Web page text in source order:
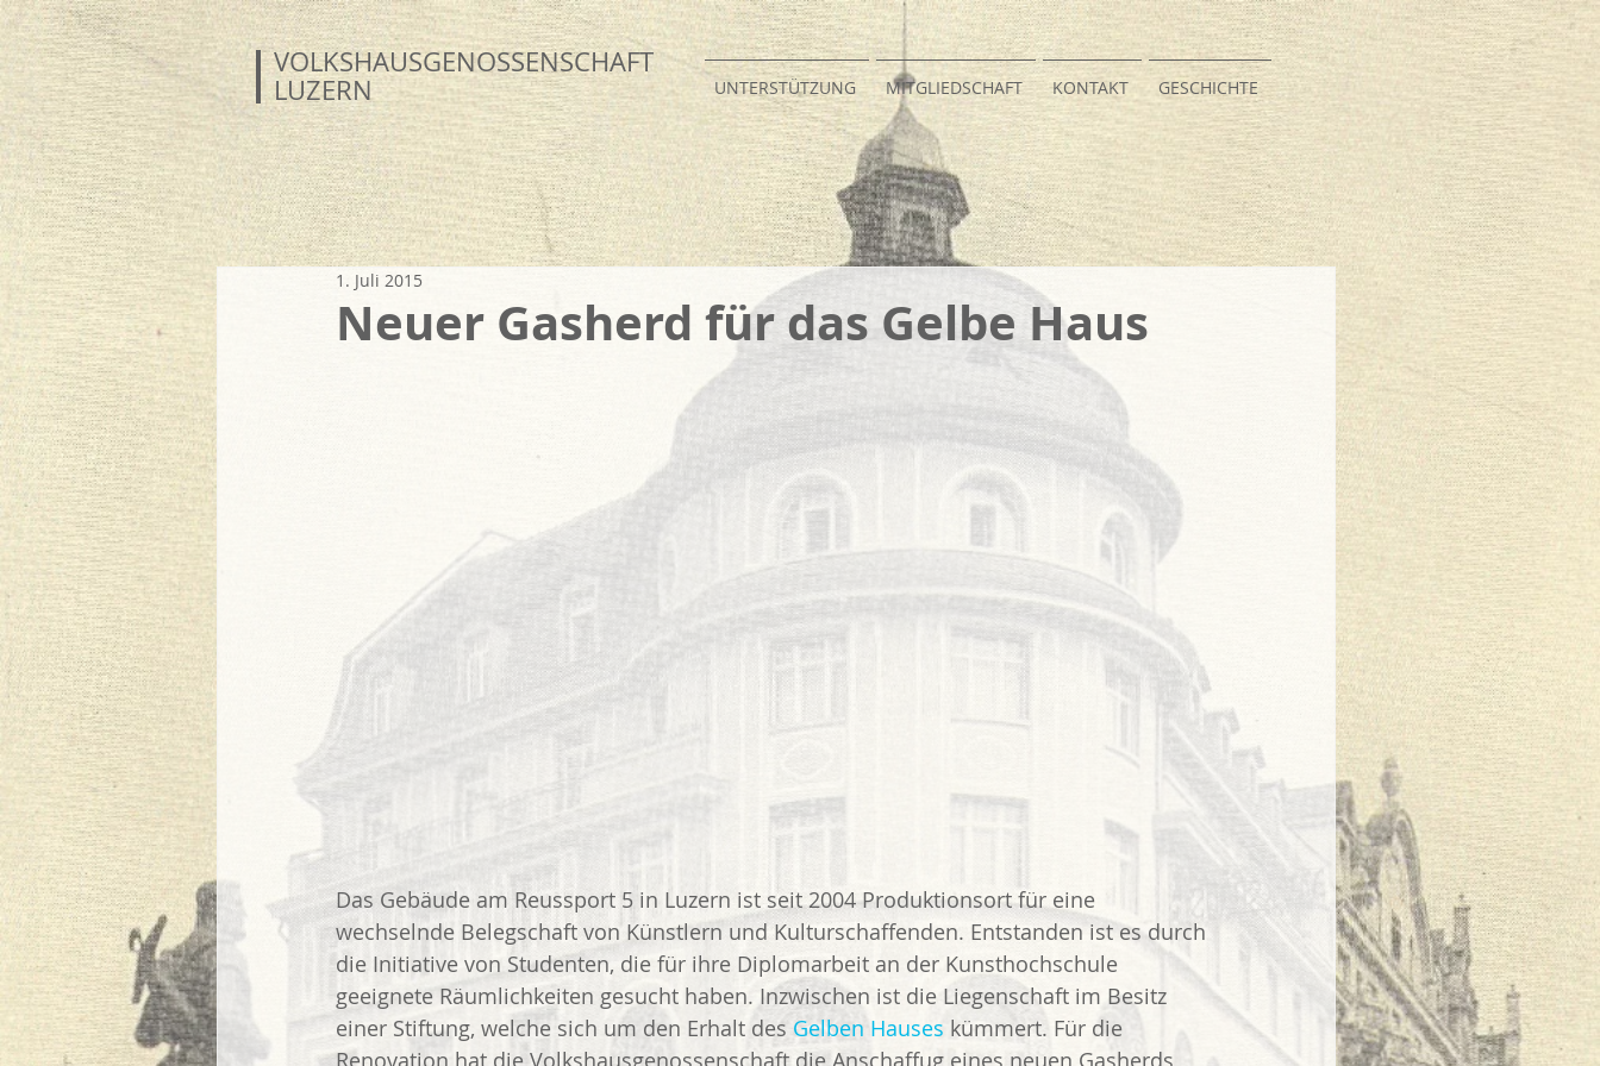
VOLKSHAUSGENOSSENSCHAFT
LUZERN
UNTERSTÜTZUNG MITGLIEDSCHAFT KONTAKT GESCHICHTE
Neuer Gasherd für das Gelbe Haus
1. Juli 2015
Das Gebäude am Reussport 5 in Luzern ist seit 2004 Produktionsort für eine
wechselnde Belegschaft von Künstlern und Kulturschaffenden. Entstanden ist es durch
die Initiative von Studenten, die für ihre Diplomarbeit an der Kunsthochschule
geeignete Räumlichkeiten gesucht haben. Inzwischen ist die Liegenschaft im Besitz
einer Stiftung, welche sich um den Erhalt des Gelben Hauses kümmert. Für die
Renovation hat die Volkshausgenossenschaft die Anschaffug eines neuen Gasherds